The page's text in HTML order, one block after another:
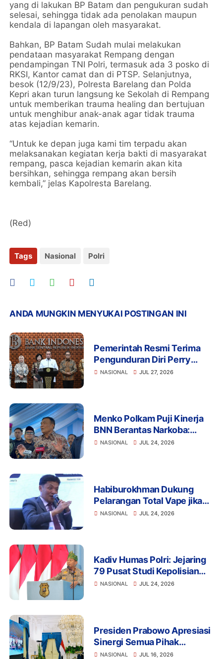
yang di lakukan BP Batam dan pengukuran sudah
selesai, sehingga tidak ada penolakan maupun
kendala di lapangan oleh masyarakat.
Bahkan, BP Batam Sudah mulai melakukan
pendataan masyarakat Rempang dengan
pendampingan TNI Polri, termasuk ada 3 posko di
RKSI, Kantor camat dan di PTSP. Selanjutnya,
besok (12/9/23), Polresta Barelang dan Polda
Kepri akan turun langsung ke Sekolah di Rempang
untuk memberikan trauma healing dan bertujuan
untuk menghibur anak-anak agar tidak trauma
atas kejadian kemarin.
“Untuk ke depan juga kami tim terpadu akan
melaksanakan kegiatan kerja bakti di masyarakat
rempang, pasca kejadian kemarin akan kita
bersihkan, sehingga rempang akan bersih
kembali,” jelas Kapolresta Barelang.
(Red)
Tags Nasional Polri
ANDA MUNGKIN MENYUKAI POSTINGAN INI
Pemerintah Resmi Terima
Pengunduran Diri Perry
Warjiyo, Destry Damayanti
NASIONAL JUL 27, 2026
Menko Polkam Puji Kinerja
BNN Berantas Narkoba:
Selamatkan Manusia dan
NASIONAL JUL 24, 2026
Habiburokhman Dukung
Pelarangan Total Vape jika
Disalahgunakan untuk
NASIONAL JUL 24, 2026
Kadiv Humas Polri: Jejaring
79 Pusat Studi Kepolisian
Perkuat Transformasi Polri
NASIONAL JUL 24, 2026
Presiden Prabowo Apresiasi
Sinergi Semua Pihak
Wujudkan Proyek LNG
NASIONAL JUL 16, 2026